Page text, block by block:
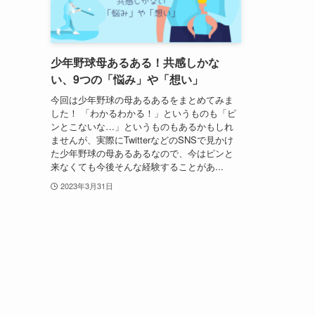
少年野球母あるある！共感しかな
い、9つの「悩み」や「想い」
今回は少年野球の母あるあるをまとめてみま
した！ 「わかるわかる！」というものも「ピ
ンとこないな…」というものもあるかもしれ
ませんが、実際にTwitterなどのSNSで見かけ
た少年野球の母あるあるなので、今はピンと
来なくても今後そんな経験することがあ...
2023年3月31日